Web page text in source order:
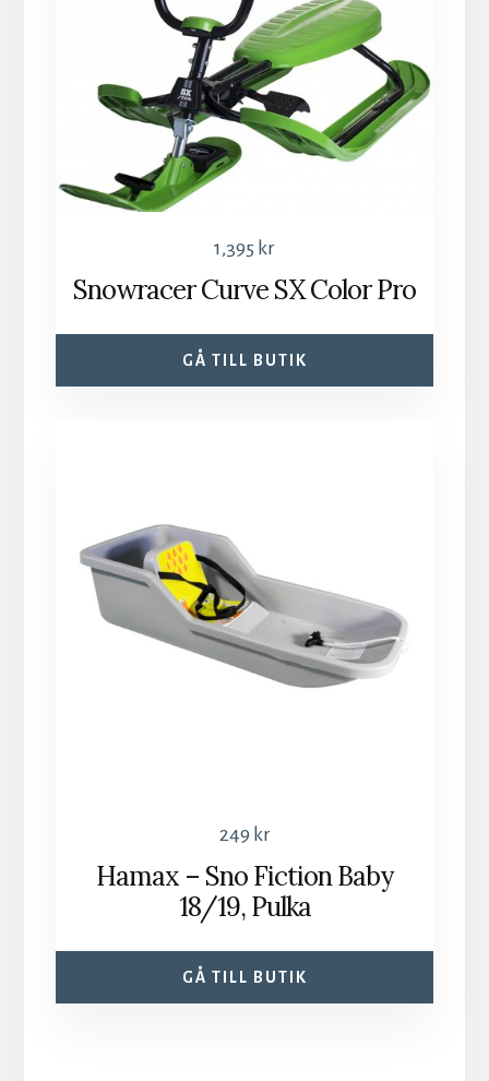
1,395 kr
Snowracer Curve SX Color Pro
GÅ TILL BUTIK
249 kr
Hamax – Sno Fiction Baby
18/19, Pulka
GÅ TILL BUTIK